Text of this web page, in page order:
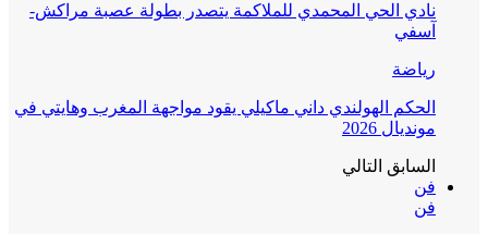
نادي الحي المحمدي للملاكمة يتصدر بطولة عصبة مراكش-
آسفي
رياضة
الحكم الهولندي داني ماكيلي يقود مواجهة المغرب وهايتي في
مونديال 2026
السابق التالي
فن
فن